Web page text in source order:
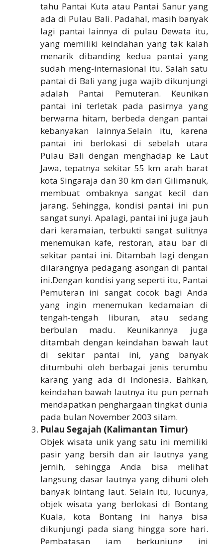
tahu Pantai Kuta atau Pantai Sanur yang
ada di Pulau Bali. Padahal, masih banyak
lagi pantai lainnya di pulau Dewata itu,
yang memiliki keindahan yang tak kalah
menarik dibanding kedua pantai yang
sudah meng-internasional itu. Salah satu
pantai di Bali yang juga wajib dikunjungi
adalah Pantai Pemuteran. Keunikan
pantai ini terletak pada pasirnya yang
berwarna hitam, berbeda dengan pantai
kebanyakan lainnya.Selain itu, karena
pantai ini berlokasi di sebelah utara
Pulau Bali dengan menghadap ke Laut
Jawa, tepatnya sekitar 55 km arah barat
kota Singaraja dan 30 km dari Gilimanuk,
membuat ombaknya sangat kecil dan
jarang. Sehingga, kondisi pantai ini pun
sangat sunyi. Apalagi, pantai ini juga jauh
dari keramaian, terbukti sangat sulitnya
menemukan kafe, restoran, atau bar di
sekitar pantai ini. Ditambah lagi dengan
dilarangnya pedagang asongan di pantai
ini.Dengan kondisi yang seperti itu, Pantai
Pemuteran ini sangat cocok bagi Anda
yang ingin menemukan kedamaian di
tengah-tengah liburan, atau sedang
berbulan madu. Keunikannya juga
ditambah dengan keindahan bawah laut
di sekitar pantai ini, yang banyak
ditumbuhi oleh berbagai jenis terumbu
karang yang ada di Indonesia. Bahkan,
keindahan bawah lautnya itu pun pernah
mendapatkan penghargaan tingkat dunia
pada bulan November 2003 silam.
Pulau Segajah (Kalimantan Timur)
Objek wisata unik yang satu ini memiliki
pasir yang bersih dan air lautnya yang
jernih, sehingga Anda bisa melihat
langsung dasar lautnya yang dihuni oleh
banyak bintang laut. Selain itu, lucunya,
objek wisata yang berlokasi di Bontang
Kuala, kota Bontang ini hanya bisa
dikunjungi pada siang hingga sore hari.
Pembatasan jam berkunjung ini